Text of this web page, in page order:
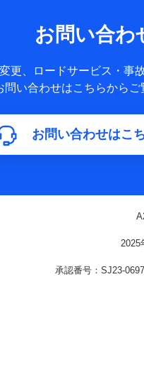
提供等を通じて取得した、以下
報
電話番号、メールアドレス、
連絡先、dポイントサービスの
住所、dポイント残高、dポイ
ます。
報
状態・ご利用履歴インターネ
情報、アプリケーション利用
入されたサービスや商品の名
る情報、アンケートの回答に
所、生年月日、性別、保険契約
険加入の目的、保険商品の内容
お問い合わ
更、ロードサービス・事
問い合わせはこちらからご
お問い合わせはこ